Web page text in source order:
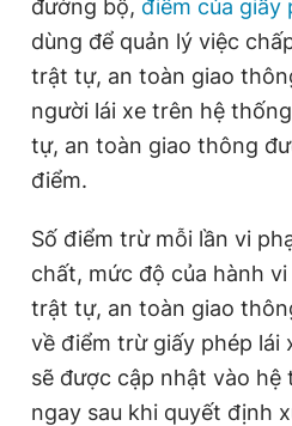
t
T
m
e
o
n
đường bộ, điểm của giấy
dùng để quản lý việc
trật tự, an toàn giao
người lái xe trên hệ
tự, an toàn giao thông
điểm.
Số điểm trừ mỗi lần vi
chất, mức độ của hành
trật tự, an toàn giao
về điểm trừ giấy phép lái
sẽ được cập nhật vào hệ
ngay sau khi quyết định